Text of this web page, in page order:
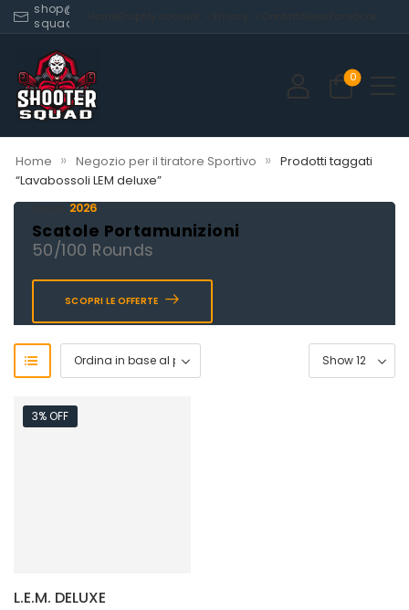
shop@shooter-
squad.com
0
Home » Negozio per il tiratore Sportivo » Prodotti taggati
“Lavabossoli LEM deluxe”
2026
Scatole Portamunizioni
50/100 Rounds
SCOPRI LE OFFERTE
3% OFF
L.E.M. DELUXE